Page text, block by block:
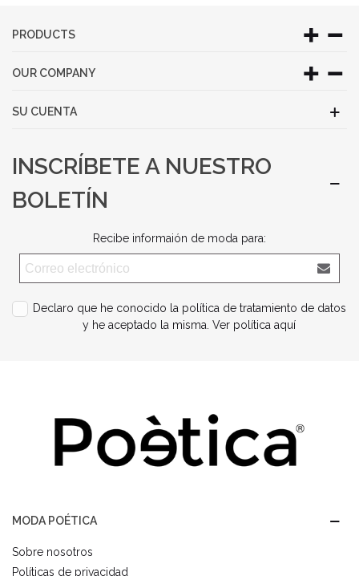
PRODUCTS
OUR COMPANY
SU CUENTA
INSCRÍBETE A NUESTRO
BOLETÍN
Recibe informaión de moda para:
Declaro que he conocido la política de tratamiento de datos
y he aceptado la misma. Ver política aquí
MODA POÉTICA
Sobre nosotros
Políticas de privacidad